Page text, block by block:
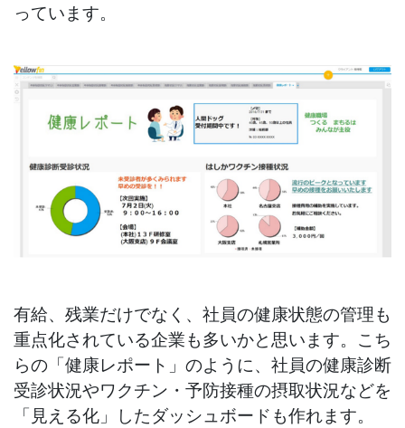
っています。
有給、残業だけでなく、社員の健康状態の管理も
重点化されている企業も多いかと思います。こち
らの「健康レポート」のように、社員の健康診断
受診状況やワクチン・予防接種の摂取状況などを
「見える化」したダッシュボードも作れます。